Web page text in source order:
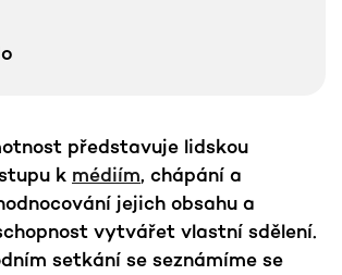
představuje lidskou
k médiím, chápání a
jejich obsahu a
vytvářet vlastní sdělení.
setkání se seznámíme se